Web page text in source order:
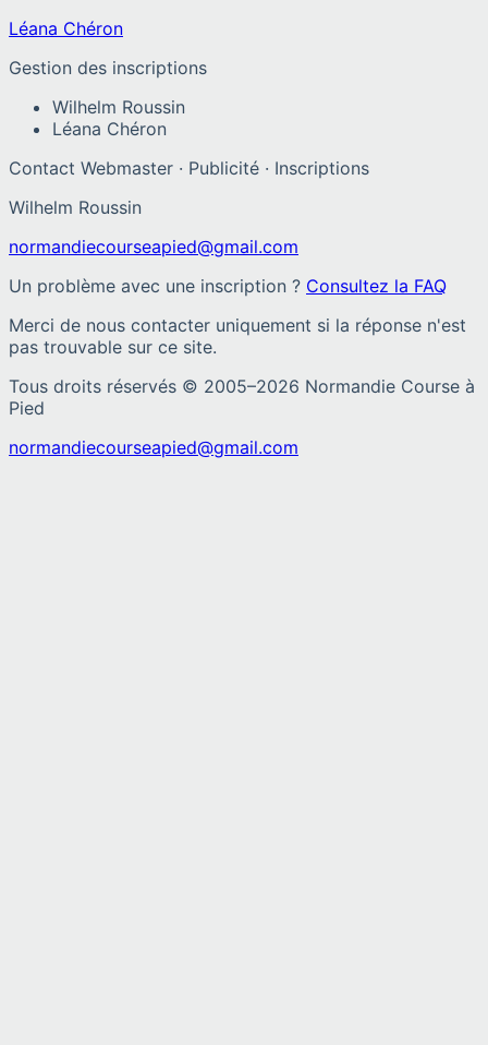
Léana Chéron
Gestion des inscriptions
Wilhelm Roussin
Léana Chéron
Contact Webmaster · Publicité · Inscriptions
Wilhelm Roussin
normandiecourseapied@gmail.com
Un problème avec une inscription ? Consultez la FAQ
Merci de nous contacter uniquement si la réponse n'est
pas trouvable sur ce site.
Tous droits réservés © 2005–2026 Normandie Course à
Pied
normandiecourseapied@gmail.com